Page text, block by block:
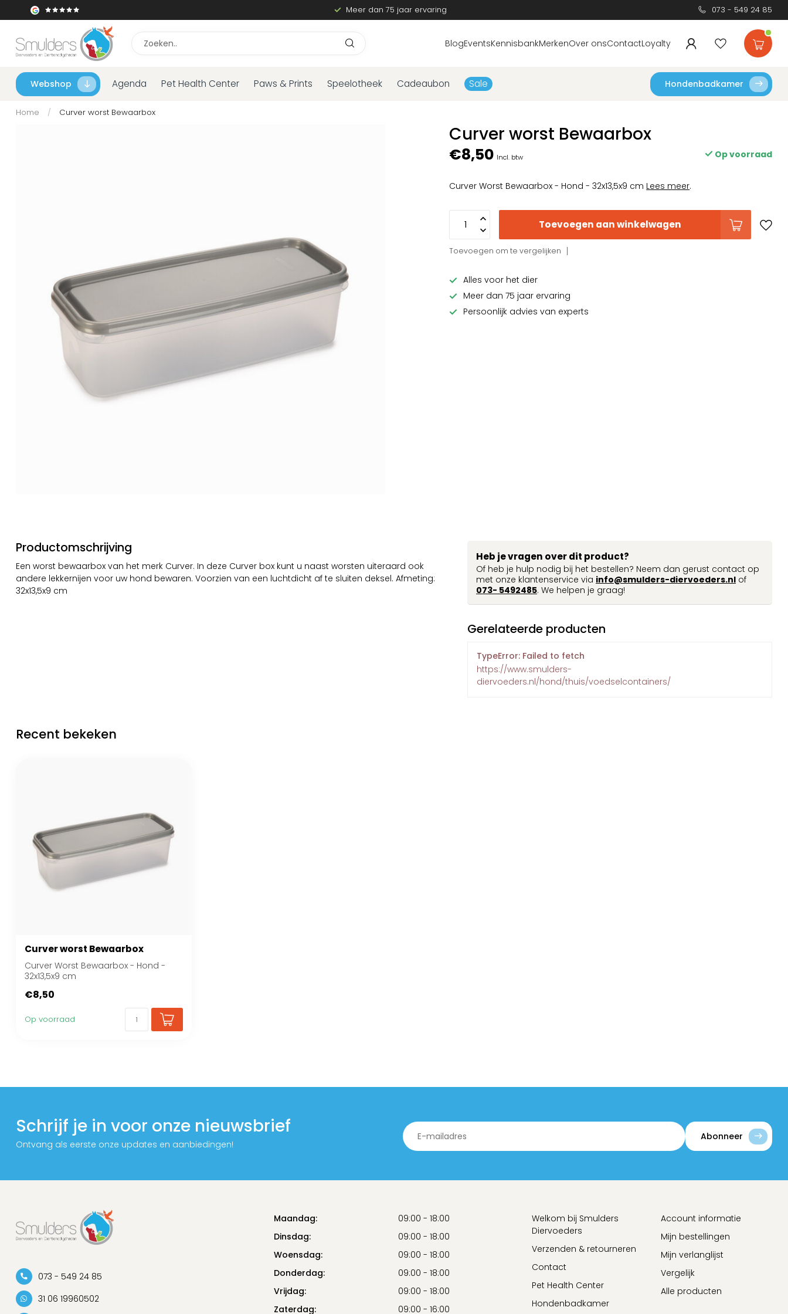
Meer dan 75 jaar ervaring 073 - 549 24 85
BlogEventsKennisbankMerkenOver onsContactLoyalty
Webshop Agenda Pet Health Center Paws & Prints Speelotheek Cadeaubon Sale Hondenbadkamer
Home / Curver worst Bewaarbox
Curver worst Bewaarbox
€8,50 Incl. btw Op voorraad
Curver Worst Bewaarbox - Hond - 32x13,5x9 cm Lees meer.
Toevoegen aan winkelwagen
Toevoegen om te vergelijken
Alles voor het dier
Meer dan 75 jaar ervaring
Persoonlijk advies van experts
Productomschrijving
Een worst bewaarbox van het merk Curver. In deze Curver box kunt u naast worsten uiteraard ook
andere lekkernijen voor uw hond bewaren. Voorzien van een luchtdicht af te sluiten deksel. Afmeting:
32x13,5x9 cm
Heb je vragen over dit product?
Of heb je hulp nodig bij het bestellen? Neem dan gerust contact op
met onze klantenservice via info@smulders-diervoeders.nl of
073- 5492485. We helpen je graag!
Gerelateerde producten
TypeError: Failed to fetch
https://www.smulders-
diervoeders.nl/hond/thuis/voedselcontainers/
Recent bekeken
Curver worst Bewaarbox
Curver Worst Bewaarbox - Hond -
32x13,5x9 cm
€8,50
Op voorraad
Schrijf je in voor onze nieuwsbrief
Ontvang als eerste onze updates en aanbiedingen!
Abonneer
073 - 549 24 85
31 06 19960502
Maandag:
09:00 - 18:00
Dinsdag:
09:00 - 18:00
Woensdag:
09:00 - 18:00
Donderdag:
09:00 - 18:00
Vrijdag:
09:00 - 18:00
Zaterdag:
09:00 - 16:00
Welkom bij Smulders
Diervoeders
Verzenden & retourneren
Contact
Pet Health Center
Hondenbadkamer
Account informatie
Mijn bestellingen
Mijn verlanglijst
Vergelijk
Alle producten